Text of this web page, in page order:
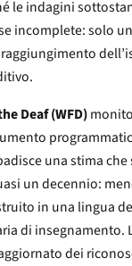
le indagini
incomplete: solo
Deaf (WFD)
una stima
un decennio:
in una lingua
di insegnamento.
dei